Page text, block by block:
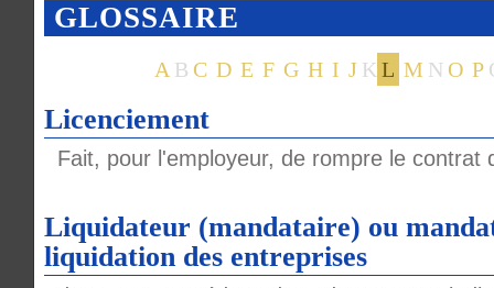
GLOSSAIRE
A B C D E F G H I J K L M N O P
Licenciement
Fait, pour l'employeur, de rompre le contrat
Liquidateur (mandataire) ou
liquidation des entreprises